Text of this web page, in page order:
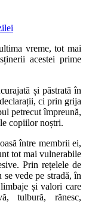
vreme, tot mai
acestei prime
și păstrată în
ci prin grija
petrecut împreună,
copiilor noștri.
între membrii ei,
tot mai vulnerabile
Prin rețelele de
se vede pe stradă, în
și valori care
tulbură, rănesc,